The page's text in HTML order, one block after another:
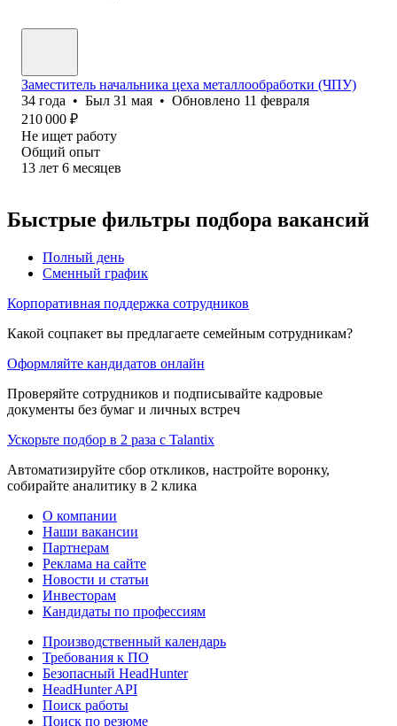
Заместитель начальника цеха металлообработки (ЧПУ)
34 года • Был 31 мая • Обновлено 11 февраля
210 000 ₽
Не ищет работу
Общий опыт
13 лет 6 месяцев
Быстрые фильтры подбора вакансий
Полный день
Сменный график
Корпоративная поддержка сотрудников
Какой соцпакет вы предлагаете семейным сотрудникам?
Оформляйте кандидатов онлайн
Проверяйте сотрудников и подписывайте кадровые
документы без бумаг и личных встреч
Ускорьте подбор в 2 раза с Talantix
Автоматизируйте сбор откликов, настройте воронку,
собирайте аналитику в 2 клика
О компании
Наши вакансии
Партнерам
Реклама на сайте
Новости и статьи
Инвесторам
Кандидаты по профессиям
Производственный календарь
Требования к ПО
Безопасный HeadHunter
HeadHunter API
Поиск работы
Поиск по резюме